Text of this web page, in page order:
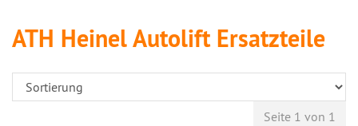
ATH Heinel Autolift Ersatzteile
Seite 1 von 1